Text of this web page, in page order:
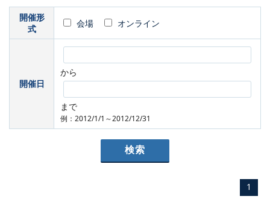
開催形
式
会場 オンライン
開催日
から
まで
例：2012/1/1～2012/12/31
1